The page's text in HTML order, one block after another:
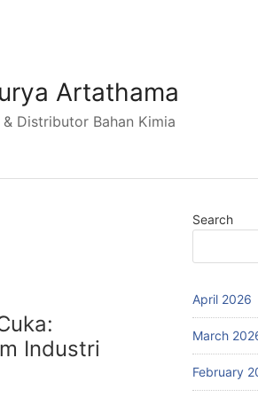
Artathama
Distributor Bahan Kimia
Industri
Search
April 2026
March
February